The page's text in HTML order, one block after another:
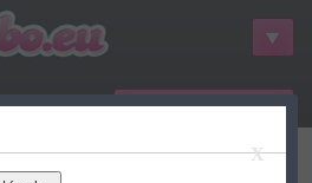
belépés / regisztráció
hots gifs porn X